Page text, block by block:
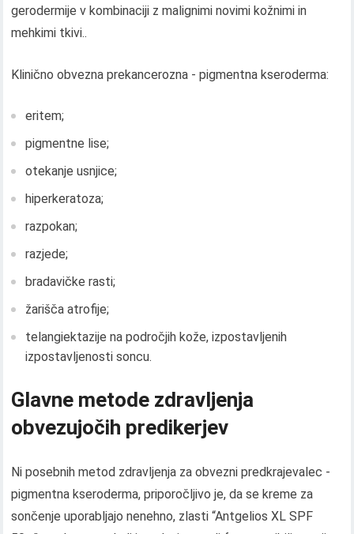
gerodermije v kombinaciji z malignimi novimi kožnimi in
mehkimi tkivi..
Klinično obvezna prekancerozna - pigmentna kseroderma:
eritem;
pigmentne lise;
otekanje usnjice;
hiperkeratoza;
razpokan;
razjede;
bradavičke rasti;
žarišča atrofije;
telangiektazije na področjih kože, izpostavljenih
izpostavljenosti soncu.
Glavne metode zdravljenja
obvezujočih predikerjev
Ni posebnih metod zdravljenja za obvezni predkrajevalec -
pigmentna kseroderma, priporočljivo je, da se kreme za
sončenje uporabljajo nenehno, zlasti “Antgelios XL SPF